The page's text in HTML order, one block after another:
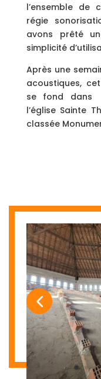
l’ensemble de
régie
avons prêté
simplicité
Après une
acoustiques,
se fond dans
l’église Sainte
classée